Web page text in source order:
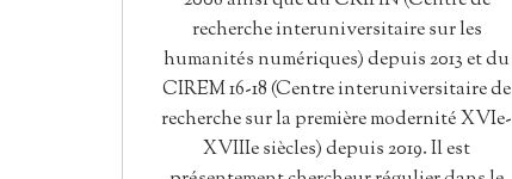
recherche interuniversitaire sur les
humanités numériques) depuis 2013 et du
CIREM 16-18 (Centre interuniversitaire de
recherche sur la première modernité XVIe-
XVIIIe siècles) depuis 2019. Il est